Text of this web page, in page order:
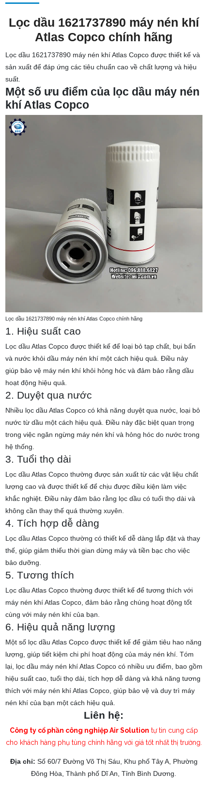
Lọc dầu 1621737890 máy nén khí
Atlas Copco chính hãng
Lọc dầu 1621737890 máy nén khí Atlas Copco được thiết kế và
sản xuất để đáp ứng các tiêu chuẩn cao về chất lượng và hiệu
suất.
Một số ưu điểm của lọc dầu máy nén
khí Atlas Copco
Lọc dầu 1621737890 máy nén khí Atlas Copco chính hãng
1. Hiệu suất cao
Lọc dầu Atlas Copco được thiết kế để loại bỏ tạp chất, bụi bẩn
và nước khỏi dầu máy nén khí một cách hiệu quả. Điều này
giúp bảo vệ máy nén khí khỏi hỏng hóc và đảm bảo rằng dầu
hoạt động hiệu quả.
2. Duyệt qua nước
Nhiều lọc dầu Atlas Copco có khả năng duyệt qua nước, loại bỏ
nước từ dầu một cách hiệu quả. Điều này đặc biệt quan trọng
trong việc ngăn ngừng máy nén khí và hỏng hóc do nước trong
hệ thống.
3. Tuổi thọ dài
Lọc dầu Atlas Copco thường được sản xuất từ các vật liệu chất
lượng cao và được thiết kế để chịu được điều kiện làm việc
khắc nghiệt. Điều này đảm bảo rằng lọc dầu có tuổi thọ dài và
không cần thay thế quá thường xuyên.
4. Tích hợp dễ dàng
Lọc dầu Atlas Copco thường có thiết kế dễ dàng lắp đặt và thay
thế, giúp giảm thiểu thời gian dừng máy và tiền bạc cho việc
bảo dưỡng.
5. Tương thích
Lọc dầu Atlas Copco thường được thiết kế để tương thích với
máy nén khí Atlas Copco, đảm bảo rằng chúng hoạt động tốt
cùng với máy nén khí của bạn.
6. Hiệu quả năng lượng
Một số lọc dầu Atlas Copco được thiết kế để giảm tiêu hao năng
lượng, giúp tiết kiệm chi phí hoạt động của máy nén khí. Tóm
lại, lọc dầu máy nén khí Atlas Copco có nhiều ưu điểm, bao gồm
hiệu suất cao, tuổi thọ dài, tích hợp dễ dàng và khả năng tương
thích với máy nén khí Atlas Copco, giúp bảo vệ và duy trì máy
nén khí của bạn một cách hiệu quả.
Liên hệ:
Công ty cổ phần công nghiệp Air Solution tự tin cung cấp
cho khách hàng phụ tùng chính hãng với giá tốt nhất thị trường.
Địa chỉ: Số 60/7 Đường Võ Thị Sáu, Khu phố Tây A, Phường
Đông Hòa, Thành phố Dĩ An, Tỉnh Bình Dương.
Nguyễn Nữ Chi Maiđã mua sản phẩmThanh thép k-20
Trương Thị Mỹ Tiênđã mua sản phẩmThanh thép k-20